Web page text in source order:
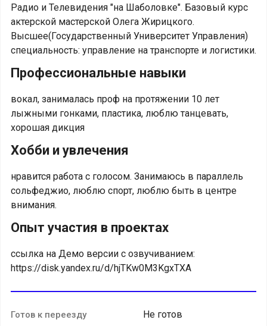
Радио и Телевидения "на Шаболовке". Базовый курс
актерской мастерской Олега Жирицкого.
Высшее(Государственный Университет Управления)
специальность: управление на транспорте и логистики.
Профессиональные навыки
вокал, занималась проф на протяжении 10 лет
лыжными гонками, пластика, люблю танцевать,
хорошая дикция
Хобби и увлечения
нравится работа с голосом. Занимаюсь в параллель
сольфеджио, люблю спорт, люблю быть в центре
внимания.
Опыт участия в проектах
ссылка на Демо версии с озвучиванием:
https://disk.yandex.ru/d/hjTKw0M3KgxTXA
Готов к переезду Не готов